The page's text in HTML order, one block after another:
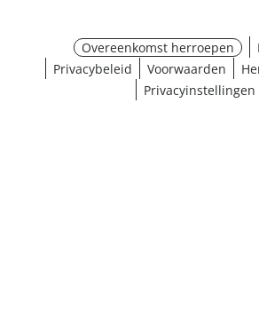
Overeenkomst herroepen
Privacybeleid
Voorwaarden
Privacyinstellingen